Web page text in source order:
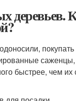
деревьев.
быстрее, чем